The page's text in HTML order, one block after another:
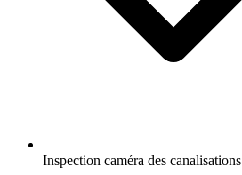
Inspection caméra des canalisations